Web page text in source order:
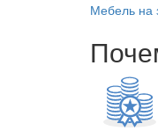
Мебель на